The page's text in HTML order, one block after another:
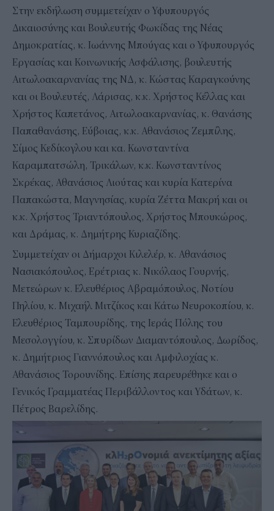
Στην εκδήλωση συμμετείχαν ο Υφυπουργός
Δικαιοσύνης και Βουλευτής Φωκίδας της Νέας
Δημοκρατίας, κ. Ιωάννης Μπούγας και ο Υφυπουργός
Εργασίας και Κοινωνικής Ασφάλισης, βουλευτής
Αιτωλοακαρνανίας της ΝΔ, κ. Κώστας Καραγκούνης
και οι Βουλευτές, Λάρισας, κ.κ. Χρήστος Κέλλας και
Χρήστος Καπετάνος, Αιτωλοακαρνανίας, κ. Θανάσης
Παπαθανάσης, Εύβοιας, κ.κ. Αθανάσιος Ζεμπίλης,
Σίμος Κεδίκογλου και κα. Κωνσταντίνα
Καραμπατσώλη, Τρικάλων, κ.κ. Κωνσταντίνος
Σκρέκας, Αθανάσιος Λιούτας και κυρία Κατερίνα
Παπακώστα, Μαγνησίας, κυρία Ζέττα Μακρή και οι
κ.κ. Χρήστος Τριαντόπουλος, Χρήστος Μπουκώρος,
και Δράμας, κ. Δημήτρης Κυριαζίδης.
Συμμετείχαν οι Δήμαρχοι Κιλελέρ, κ. Αθανάσιος
Νασιακόπουλος, Ερέτριας κ. Νικόλαος Γουρνής,
Μετεώρων κ. Ελευθέριος Αβραμόπουλος, Νοτίου
Πηλίου, κ. Μιχαήλ Μιτζίκος και Κάτω Νευροκοπίου, κ.
Ελευθέριος Ταμπουρίδης, της Ιεράς Πόλης του
Μεσολογγίου, κ. Σπυρίδων Διαμαντόπουλος, Δωρίδος,
κ. Δημήτριος Γιαννόπουλος και Αμφιλοχίας κ.
Αθανάσιος Τορουνίδης. Επίσης παρευρέθηκε και ο
Γενικός Γραμματέας Περιβάλλοντος και Υδάτων, κ.
Πέτρος Βαρελίδης.